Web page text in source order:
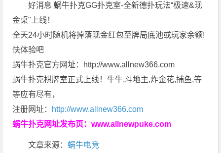
好消息 蜗牛扑克GG扑克室-全新德扑玩法“极速&现
金桌"上线！
全天24小时随机将掉落现金红包至牌局底池或玩家余额!
快体验吧
蜗牛扑克官方网址：http://www.allnew366.com
蜗牛扑克棋牌室正式上线！牛牛,斗地主,炸金花,捕鱼,等
等应有尽有，
注册网址： http://www.allnew366.com
蜗牛扑克网址发布页：www.allnewpuke.com
文章来源： 蜗牛电竞